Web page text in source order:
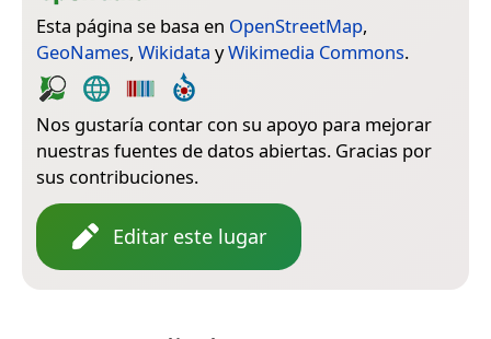
Esta página se basa en OpenStreetMap,
GeoNames, Wikidata yWikimedia Commons.
Nos gustaría contar con su apoyo para mejorar
nuestras fuentes de datos abiertas. Gracias por
sus contribuciones.
Editar este lugar